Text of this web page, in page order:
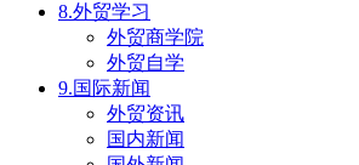
8.外贸学习
外贸商学院
外贸自学
9.国际新闻
外贸资讯
国内新闻